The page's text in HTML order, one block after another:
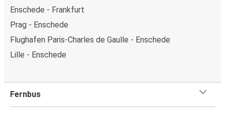
Enschede - Frankfurt
Prag - Enschede
Flughafen Paris-Charles de Gaulle - Enschede
Lille - Enschede
Fernbus